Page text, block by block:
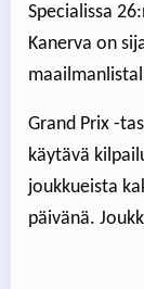
Specialissa
Kanerva on
Grand Prix -
käytävä
joukkueista
päivänä.